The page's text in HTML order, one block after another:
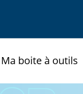
Ma boite à outils